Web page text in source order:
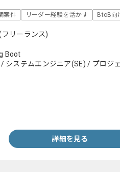
案件 リーダー経験を活かす BtoB向
フリーランス)
Boot
システムエンジニア(SE) / プロジ
詳細を見る